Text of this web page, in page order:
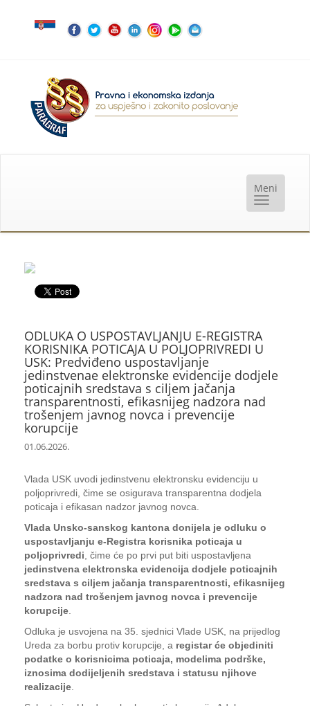
ODLUKA O USPOSTAVLJANJU E-REGISTRA
KORISNIKA POTICAJA U POLJOPRIVREDI U
USK: Predviđeno uspostavljanje
jedinstvenae elektronske evidencije dodjele
poticajnih sredstava s ciljem jačanja
transparentnosti, efikasnijeg nadzora nad
trošenjem javnog novca i prevencije
korupcije
01.06.2026.
Vlada USK uvodi jedinstvenu elektronsku evidenciju u
poljoprivredi, čime se osigurava transparentna dodjela
poticaja i efikasan nadzor javnog novca.
Vlada Unsko-sanskog kantona donijela je odluku o
uspostavljanju e-Registra korisnika poticaja u
poljoprivredi , čime će po prvi put biti uspostavljena
jedinstvena elektronska evidencija dodjele poticajnih
sredstava s ciljem jačanja transparentnosti, efikasnijeg
nadzora nad trošenjem javnog novca i prevencije
korupcije
Odluka je usvojena na 35. sjednici Vlade USK, na prijedlog
Ureda za borbu protiv korupcije, a registar će objediniti
podatke o korisnicima poticaja, modelima podrške,
iznosima dodijeljenih sredstava i statusu njihove
realizacije